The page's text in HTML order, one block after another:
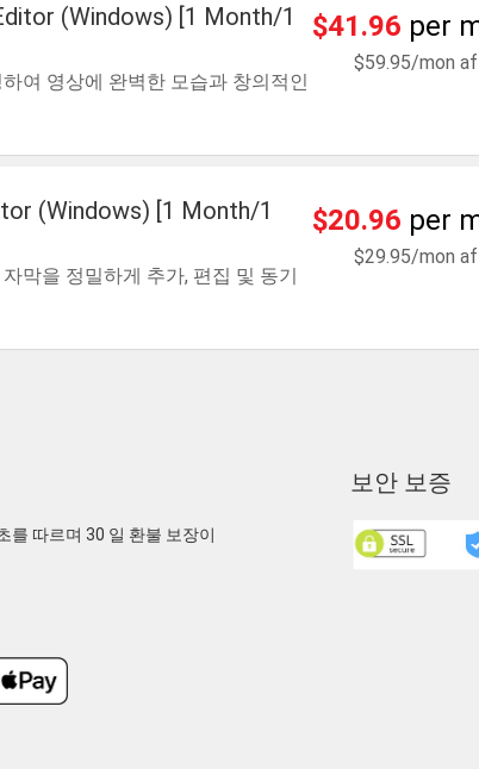
(Windows) [1 Month/1
여 영상에 완벽한 모습과 창의적인
$41.96 per
$59.95/mon
(Windows) [1 Month/1
막을 정밀하게 추가, 편집 및 동기
$20.96 per
$29.95/mon
를 따르며 30 일 환불 보장이
보안 보증